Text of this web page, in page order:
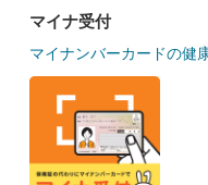
マイナ受付
マイナンバーカードの健